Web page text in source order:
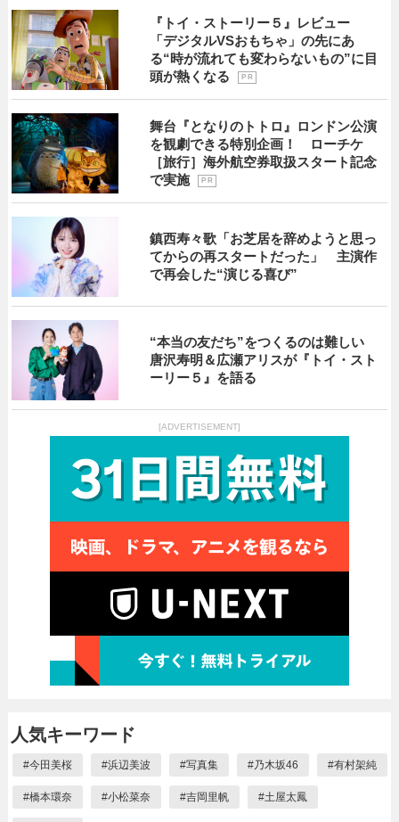
『トイ・ストーリー５』レビュー
「デジタルVSおもちゃ」の先にあ
る“時が流れても変わらないもの”に目
頭が熱くなる
P R
舞台『となりのトトロ』ロンドン公演
を観劇できる特別企画！ ローチケ
［旅行］海外航空券取扱スタート記念
で実施
P R
鎮西寿々歌「お芝居を辞めようと思っ
てからの再スタートだった」 主演作
で再会した“演じる喜び”
“本当の友だち”をつくるのは難しい
唐沢寿明＆広瀬アリスが『トイ・スト
ーリー５』を語る
[ADVERTISEMENT]
人気キーワード
#今田美桜 #浜辺美波 #写真集 #乃木坂46 #有村架純
#橋本環奈 #小松菜奈 #吉岡里帆 #土屋太鳳